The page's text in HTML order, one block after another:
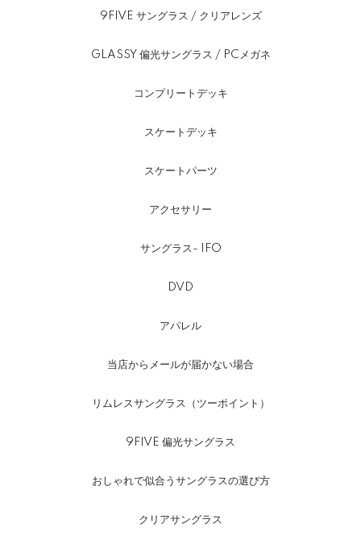
9FIVE サングラス / クリアレンズ
GLASSY 偏光サングラス / PCメガネ
コンプリートデッキ
スケートデッキ
スケートパーツ
アクセサリー
サングラス- IFO
DVD
アパレル
当店からメールが届かない場合
リムレスサングラス（ツーポイント）
9FIVE 偏光サングラス
おしゃれで似合うサングラスの選び方
クリアサングラス